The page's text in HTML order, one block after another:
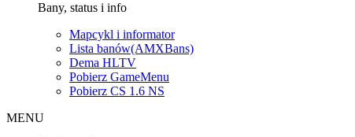
Bany, status i info
Mapcykl i informator
Lista banów(AMXBans)
Dema HLTV
Pobierz GameMenu
Pobierz CS 1.6 NS
MENU